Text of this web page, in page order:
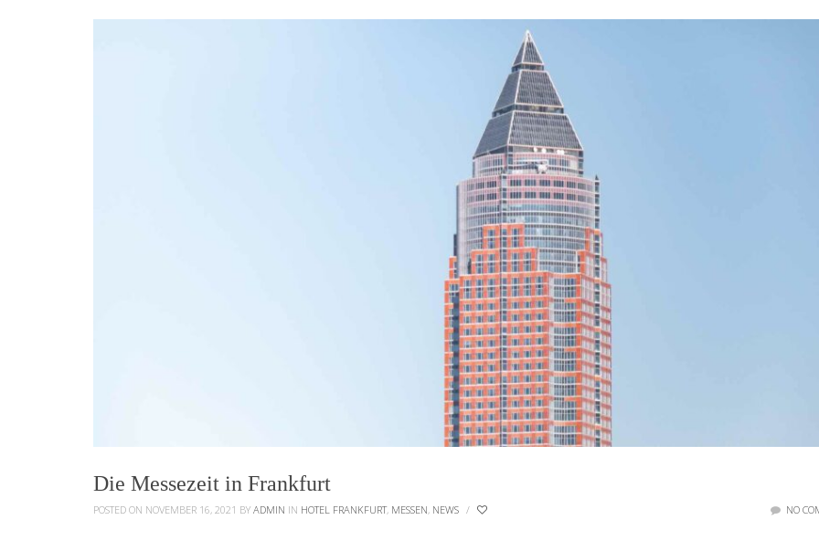
Die Messezeit in Frankfurt
POSTED ON NOVEMBER 16, 2021 BY ADMIN IN HOTEL FRANKFURT, MESSEN, NEWS / NO